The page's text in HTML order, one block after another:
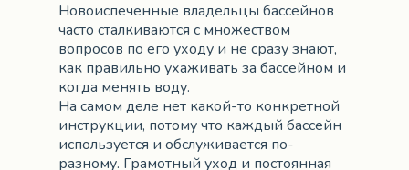
Новоиспеченные владельцы бассейнов
часто сталкиваются с множеством
вопросов по его уходу и не сразу знают,
как правильно ухаживать за бассейном и
когда менять воду.
На самом деле нет какой-то конкретной
инструкции, потому что каждый бассейн
используется и обслуживается по-
разному. Грамотный уход и постоянная